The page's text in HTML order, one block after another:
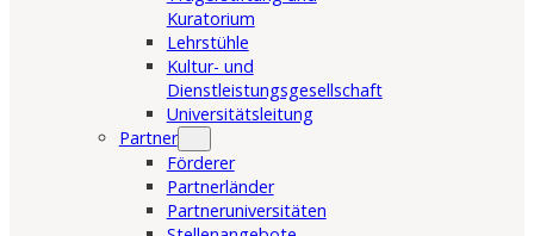
Kuratorium
Lehrstühle
Kultur- und
Dienstleistungsgesellschaft
Universitätsleitung
Partner
Förderer
Partnerländer
Partneruniversitäten